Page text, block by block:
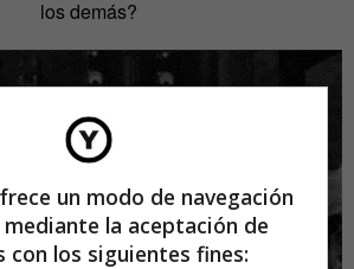
los demás?
un modo de navegación
la aceptación de
con los siguientes fines: